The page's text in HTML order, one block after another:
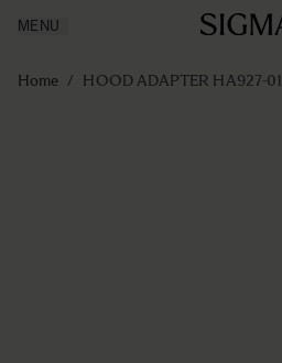
Producten
Inspiratie
MENU
Home / HOOD ADAPTER HA927-01